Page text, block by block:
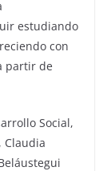
estudiando
con
partir de
Social,
Claudia